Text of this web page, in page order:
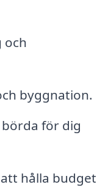
och
byggnation.
för dig
hålla budget